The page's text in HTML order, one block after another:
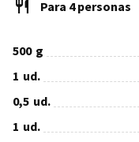
Para 4 personas
500 g
1 ud.
0,5 ud.
1 ud.